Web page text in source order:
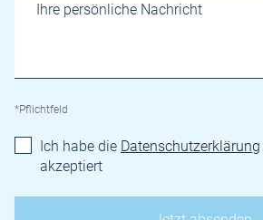
*Pflichtfeld
Ich habe die Datenschutzerklärung
akzeptiert